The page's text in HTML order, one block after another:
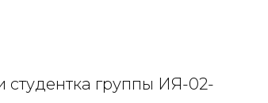
студентка группы ИЯ-02-